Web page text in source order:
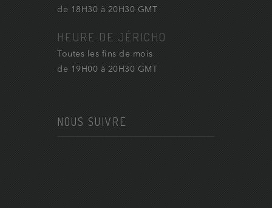
de 18H30 à 20H30 GMT
HEURE DE JÉRICHO
Toutes les fins de mois
de 19H00 à 20H30 GMT
NOUS SUIVRE